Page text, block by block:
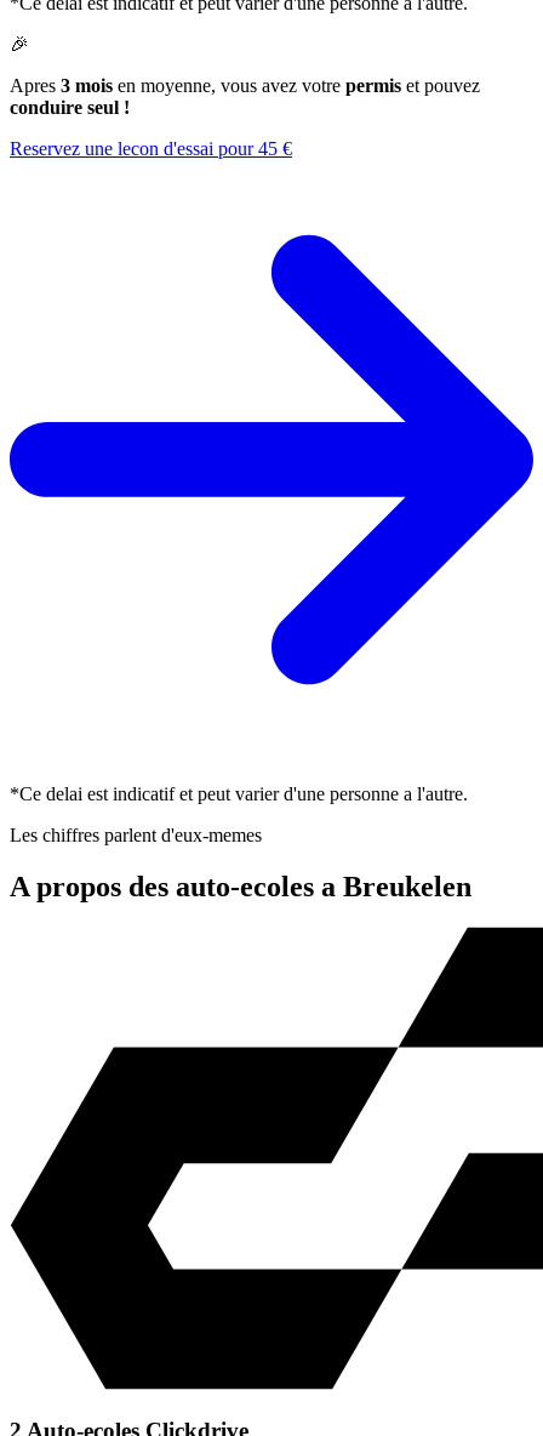
🎉
Apres 3 mois en moyenne, vous avez votre permis et pouvez
conduire seul !
Reservez une lecon d'essai pour 45 €
*Ce delai est indicatif et peut varier d'une personne a l'autre.
Les chiffres parlent d'eux-memes
A propos des auto-ecoles a Breukelen
2 Auto-ecoles Clickdrive